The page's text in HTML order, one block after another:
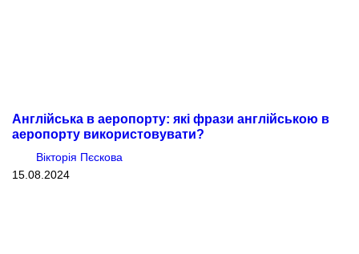
Англійська в аеропорту: які фрази англійською в
аеропорту використовувати?
Вікторія Пєскова
15.08.2024